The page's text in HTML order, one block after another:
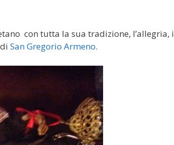
con tutta la sua tradizione, l’allegria, i
San Gregorio Armeno.